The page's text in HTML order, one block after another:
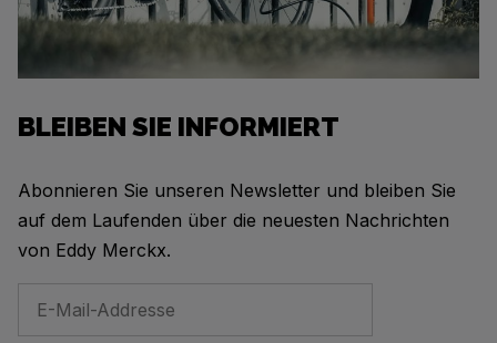
BLEIBEN SIE INFORMIERT
Abonnieren Sie unseren Newsletter und bleiben Sie
auf dem Laufenden über die neuesten Nachrichten
von Eddy Merckx.